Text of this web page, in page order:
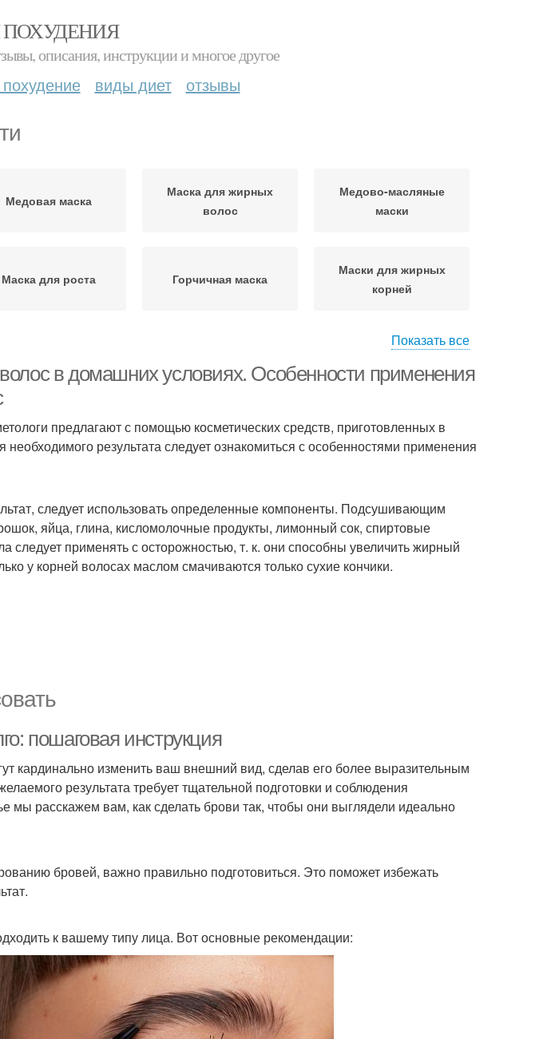
описания, инструкции и многое другое
виды диет отзывы
Медовая маска
Маска для жирных
волос
Медово-масляные
маски
Маска для роста Горчичная маска
Маски для жирных
корней
луковая
маска
Показать все
в домашних условиях. Особенности применения
предлагают с помощью косметических средств, приготовленных в
результата следует ознакомиться с особенностями применения
следует использовать определенные компоненты. Подсушивающим
яйца, глина, кисломолочные продукты, лимонный сок, спиртовые
следует применять с осторожностью, т. к. они способны увеличить жирный
у корней волосах маслом смачиваются только сухие кончики.
пошаговая инструкция
кардинально изменить ваш внешний вид, сделав его более выразительным
результата требует тщательной подготовки и соблюдения
мы расскажем вам, как сделать брови так, чтобы они выглядели идеально
бровей, важно правильно подготовиться. Это поможет избежать
к вашему типу лица. Вот основные рекомендации: